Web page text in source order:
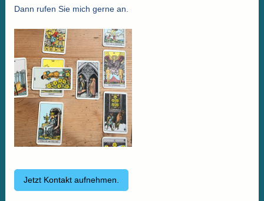
Dann rufen Sie mich gerne an.
Jetzt Kontakt aufnehmen.